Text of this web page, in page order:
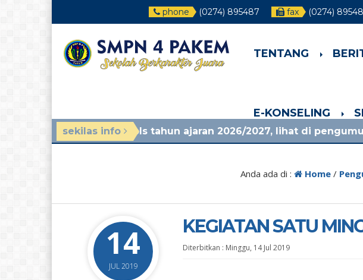
phone (0274) 895487 fax (0274)
TENTANG
E-KONSELING
sekilas info
panduan mpls tahun ajaran 2026/2027, lihat di pengumuman terbaru!
Anda ada di : Home /
14
JUL 2019
KEGIATAN SATU
Diterbitkan : Minggu, 14 Jul 2019